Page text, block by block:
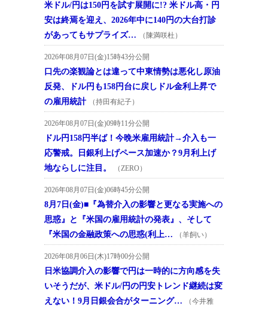
米ドル/円は150円を試す展開に!? 米ドル高・円
安は終焉を迎え、2026年中に140円の大台打診
があってもサプライズ…
（陳満咲杜）
2026年08月07日(金)15時43分公開
口先の楽観論とは違って中東情勢は悪化し原油
反発、ドル円も158円台に戻しドル金利上昇で
の雇用統計
（持田有紀子）
2026年08月07日(金)09時11分公開
ドル円158円半ば！今晩米雇用統計→介入も一
応警戒。日銀利上げペース加速か？9月利上げ
地ならしに注目。
（ZERO）
2026年08月07日(金)06時45分公開
8月7日(金)■『為替介入の影響と更なる実施への
思惑』と『米国の雇用統計の発表』、そして
『米国の金融政策への思惑(利上…
（羊飼い）
2026年08月06日(木)17時00分公開
日米協調介入の影響で円は一時的に方向感を失
いそうだが、米ドル/円の円安トレンド継続は変
えない！9月日銀会合がターニング…
（今井雅